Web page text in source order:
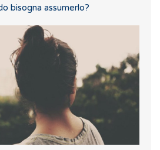
bisogna assumerlo?